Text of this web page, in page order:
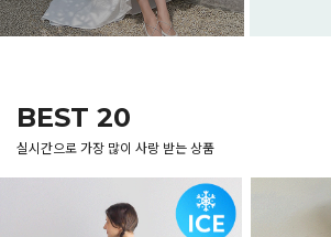
BEST 20
실시간으로 가장 많이 사랑 받는 상품